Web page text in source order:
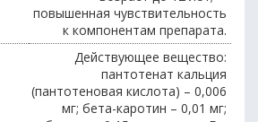
повышенная чувствительность
к компонентам препарата.
Действующее вещество:
пантотенат кальция
(пантотеновая кислота) – 0,006
мг; бета-каротин – 0,01 мг;